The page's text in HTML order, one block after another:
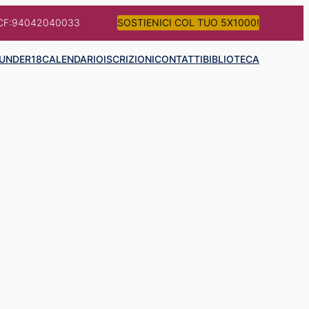
SOSTIENICI COL TUO 5X1000!
UNDER18CALENDARIOISCRIZIONICONTATTIBIBLIOTECA